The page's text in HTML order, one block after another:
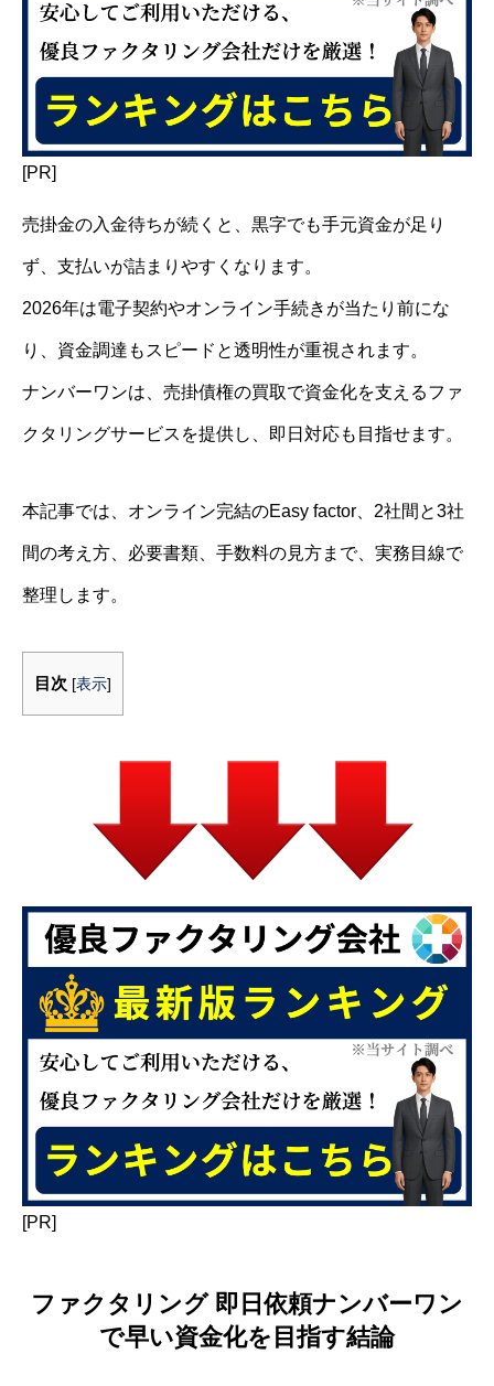
[PR]
売掛金の入金待ちが続くと、黒字でも手元資金が足り
ず、支払いが詰まりやすくなります。
2026年は電子契約やオンライン手続きが当たり前にな
り、資金調達もスピードと透明性が重視されます。
ナンバーワンは、売掛債権の買取で資金化を支えるファ
クタリングサービスを提供し、即日対応も目指せます。
本記事では、オンライン完結のEasy factor、2社間と3社
間の考え方、必要書類、手数料の見方まで、実務目線で
整理します。
目次 [表示]
[PR]
ファクタリング 即日依頼ナンバーワン
で早い資金化を目指す結論